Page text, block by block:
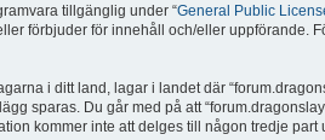
tillgänglig under “General Public
förbjuder för innehåll och/eller uppförande.
i ditt land, lagar i landet där
sparas. Du går med på att
kommer inte att delges till någon tredje part